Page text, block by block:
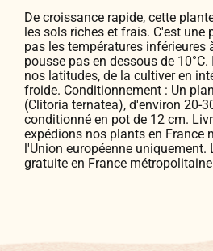
De croissance rapide, cette
les sols riches et frais. C'est une
pas les températures inférieures
pousse pas en dessous de
nos latitudes, de la cultiver en
froide. Conditionnement : Un
(Clitoria ternatea), d'environ 20-
conditionné en pot de 12 cm.
expédions nos plants en France
l'Union européenne uniquement.
gratuite en France